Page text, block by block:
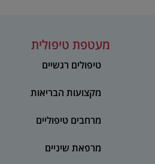
מעטפת טיפולית
טיפולים רגשיים
מקצועות הבריאות
מרחבים טיפוליים
מרפאת שיניים